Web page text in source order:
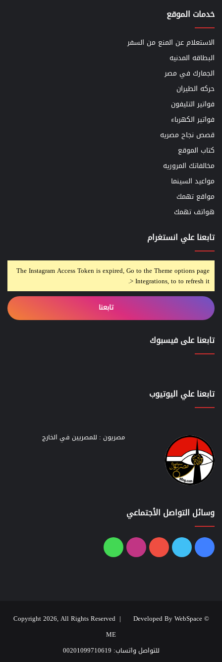
خدمات الموقع
الاستعلام عن المنع من السفر
البطاقه المدنيه
الجمارك في مصر
حركه الطيران
فواتير التليفون
فواتير الكهرباء
قصص نجاح مصريه
كتاب الموقع
مخالفاتك المروريه
مواعيد السينما
مواقع تهمك
هواتف تهمك
تابعنا علي انستغرام
The Instagram Access Token is expired, Go to the Theme options page
> Integrations, to to refresh it.
تابعنا
تابعنا على فيسبوك
تابعنا علي اليوتيوب
مصريون : للمصريين في الخارج
وسائل التواصل الأجتماعي
فيسبوك
تويتر يوتيوبانستقرامواتساب
© Copyright 2026, All Rights Reserved |
Developed By WebSpace
ME
للتواصل واتساب: 00201099710619